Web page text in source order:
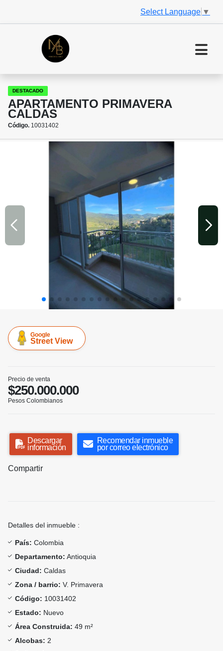
Select Language ▼
DESTACADO
APARTAMENTO PRIMAVERA
CALDAS
Código. 10031402
Google
Street View
Precio de venta
$250.000.000
Pesos Colombianos
Descargar
información
Recomendar inmueble
por correo electrónico
Compartir
Detalles del inmueble :
País: Colombia
Departamento: Antioquia
Ciudad: Caldas
Zona / barrio: V. Primavera
Código: 10031402
Estado: Nuevo
Área Construida: 49 m²
Alcobas: 2